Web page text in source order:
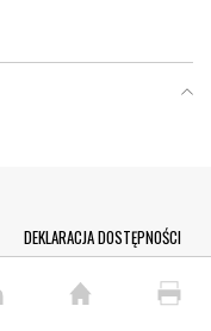
DEKLARACJA DOSTĘPNOŚCI